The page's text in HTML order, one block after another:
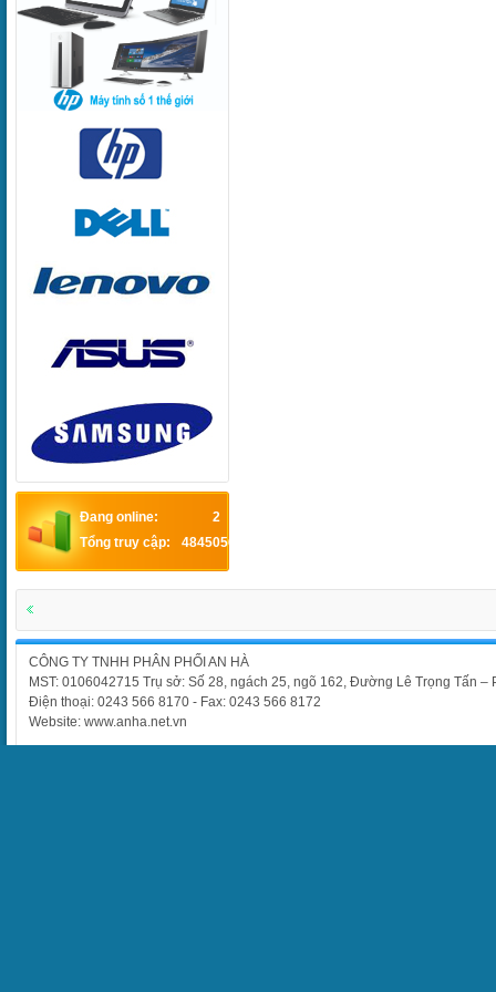
Đang online:
2
Tổng truy cập:
4845056
CÔNG TY TNHH PHÂN PHỐI AN HÀ
MST: 0106042715 Trụ sở: Số 28, ngách 25, ngõ 162, Đường Lê Trọng Tấn
Điện thoại: 0243 566 8170 - Fax: 0243 566 8172
Website: www.anha.net.vn